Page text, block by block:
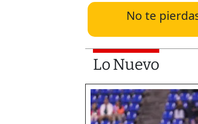
No te
Lo Nuevo